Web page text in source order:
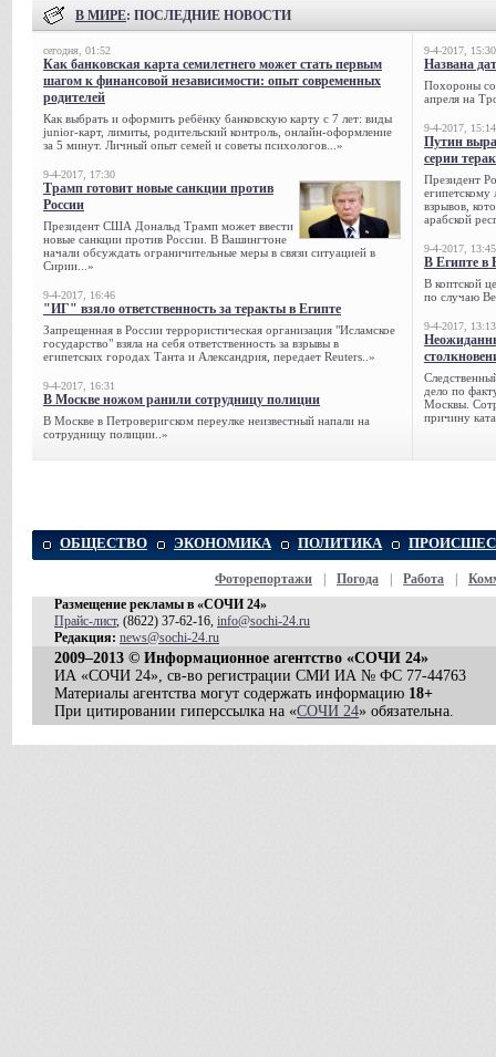
В МИРЕ: ПОСЛЕДНИЕ НОВОСТИ
сегодня, 01:52
Как банковская карта семилетнего может стать первым
шагом к финансовой независимости: опыт современных
родителей
Как выбрать и оформить ребёнку банковскую карту с 7 лет: виды
junior-карт, лимиты, родительский контроль, онлайн-оформление
за 5 минут. Личный опыт семей и советы психологов...»
9-4-2017, 17:30
Трамп готовит новые санкции против
России
Президент США Дональд Трамп может ввести
новые санкции против России. В Вашингтоне
начали обсуждать ограничительные меры в связи ситуацией в
Сирии...»
9-4-2017, 16:46
"ИГ" взяло ответственность за теракты в Египте
Запрещенная в России террористическая организация "Исламское
государство" взяла на себя ответственность за взрывы в
египетских городах Танта и Александрия, передает Reuters..»
9-4-2017, 16:31
В Москве ножом ранили сотрудницу полиции
В Москве в Петроверигском переулке неизвестный напали на
сотрудницу полиции..»
9-4-2017, 15:30
Названа
Похороны
апреля на
9-4-2017, 15:14
Путин
серии
Президент
египетскому
взрывов,
арабской
9-4-2017, 13:45
В Египте в
В коптской
по случаю
9-4-2017, 13:13
дело по
Москвы.
причину
ОБЩЕСТВО ЭКОНОМИКА ПОЛИТИКА
Фоторепортажи Погода Работа
Размещение рекламы в «СОЧИ 24»
Прайс-лист, (8622) 37-62-16, info@sochi-24.ru
Редакция: news@sochi-24.ru
2009–2013 © Информационное агентство «СОЧИ 24»
ИА «СОЧИ 24», св-во регистрации СМИ ИА № ФС 77-44763
Материалы агентства могут содержать информацию 18+
При цитировании гиперссылка на «СОЧИ 24» обязательна.